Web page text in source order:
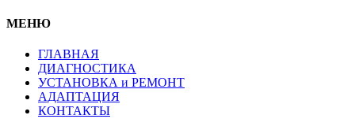
МЕНЮ
ГЛАВНАЯ
ДИАГНОСТИКА
УСТАНОВКА и РЕМОНТ
АДАПТАЦИЯ
КОНТАКТЫ